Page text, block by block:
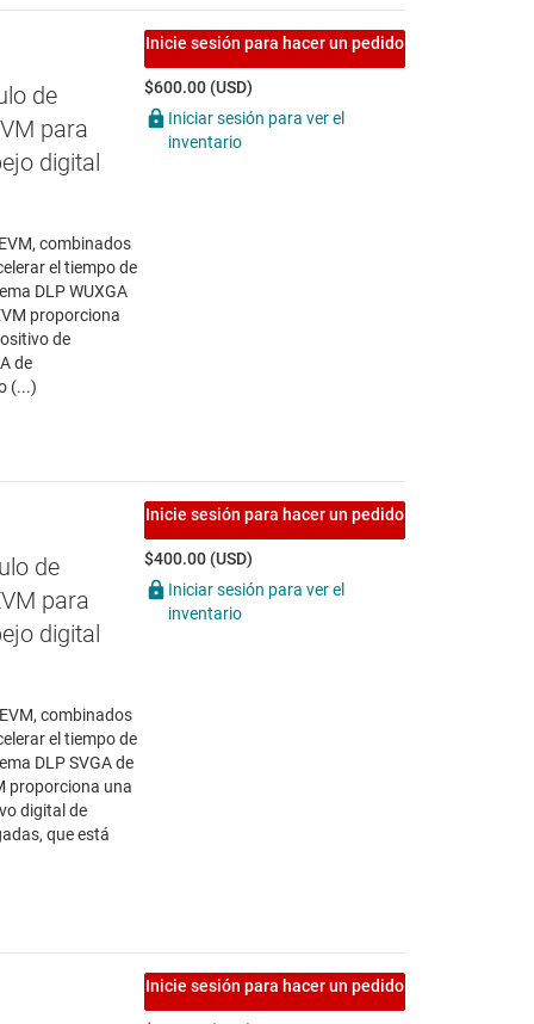
de
para
digital
combinados
el tiempo de
DLP WUXGA
proporciona
de
de
(...)
Inicie sesión para hacer un pedido
$600.00 (USD)
Iniciar sesión para ver el
inventario
de
para
digital
combinados
el tiempo de
DLP SVGA de
proporciona una
digital de
que está
Inicie sesión para hacer un pedido
$400.00 (USD)
Iniciar sesión para ver el
inventario
Inicie sesión para hacer un pedido